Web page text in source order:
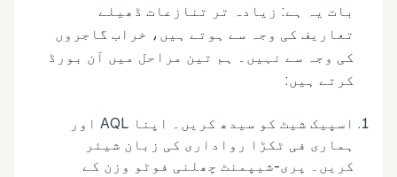
بات یہ ہے: زیادہ تر تنازعات ڈھیلے
تعاریف کی وجہ سے ہوتے ہیں، خراب گاجروں
کی وجہ سے نہیں۔ ہم تین مراحل میں آن بورڈ
کرتے ہیں:
اسپیک شیٹ کو سیدھ کریں۔ اپنا AQL اور
ہماری فی ٹکڑا رواداری کی زبان شیئر
کریں۔ پری-شیپمنٹ چھلنی فوٹو وزن کے